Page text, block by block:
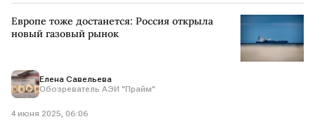
ЗАПАД ЕС РОССИЯ СПГ
Европе тоже достанется: Россия открыла
новый газовый рынок
Елена Савельева
Обозреватель АЭИ "Прайм"
4 июня 2025, 06:06